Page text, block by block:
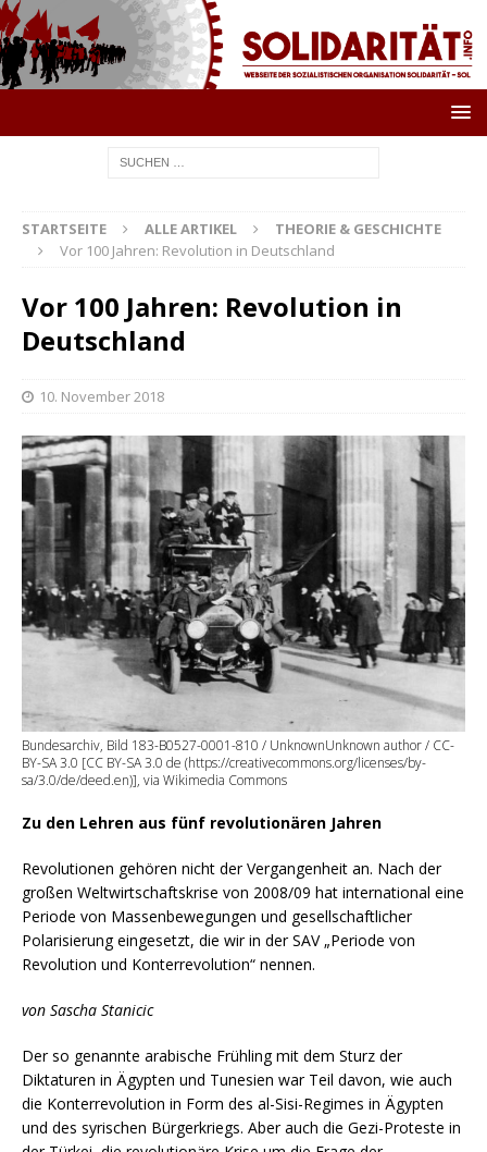
STARTSEITE ALLE ARTIKEL
THEORIE & GESCHICHTE
Vor 100 Jahren: Revolution in Deutschland
Vor 100 Jahren: Revolution in
Deutschland
10. November 2018
Bundesarchiv, Bild 183-B0527-0001-810 / UnknownUnknown author / CC-
BY-SA 3.0 [CC BY-SA 3.0 de (https://creativecommons.org/licenses/by-
sa/3.0/de/deed.en)], via Wikimedia Commons
Zu den Lehren aus fünf revolutionären Jahren
Revolutionen gehören nicht der Vergangenheit an. Nach der
großen Weltwirtschaftskrise von 2008/09 hat international eine
Periode von Massenbewegungen und gesellschaftlicher
Polarisierung eingesetzt, die wir in der SAV „Periode von
Revolution und Konterrevolution“ nennen.
von Sascha Stanicic
Der so genannte arabische Frühling mit dem Sturz der
Diktaturen in Ägypten und Tunesien war Teil davon, wie auch
die Konterrevolution in Form des al-Sisi-Regimes in Ägypten
und des syrischen Bürgerkriegs. Aber auch die Gezi-Proteste in